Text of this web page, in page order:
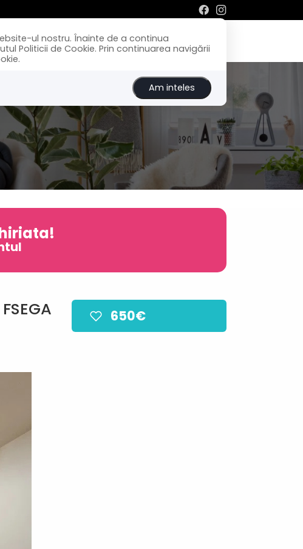
ul nostru. Înainte de a continua
Politicii de Cookie. Prin continuarea navigării
Am inteles
Inchirieri Despre noi
650€